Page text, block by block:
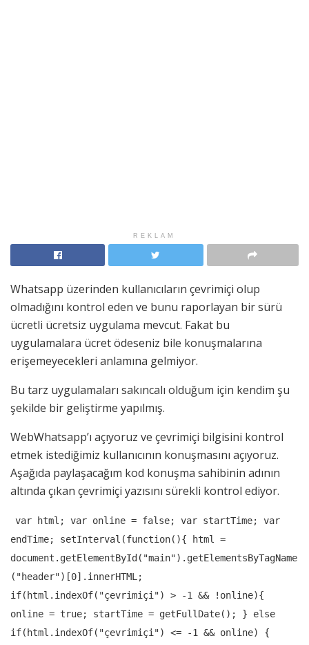
REKLAM
Whatsapp üzerinden kullanıcıların çevrimiçi olup
olmadığını kontrol eden ve bunu raporlayan bir sürü
ücretli ücretsiz uygulama mevcut. Fakat bu
uygulamalara ücret ödeseniz bile konuşmalarına
erişemeyecekleri anlamına gelmiyor.
Bu tarz uygulamaları sakıncalı olduğum için kendim şu
şekilde bir geliştirme yapılmış.
WebWhatsapp’ı açıyoruz ve çevrimiçi bilgisini kontrol
etmek istediğimiz kullanıcının konuşmasını açıyoruz.
Aşağıda paylaşacağım kod konuşma sahibinin adının
altında çıkan çevrimiçi yazısını sürekli kontrol ediyor.
var html; var online = false; var startTime; var
endTime; setInterval(function(){ html =
document.getElementById("main").getElementsByTagName
("header")[0].innerHTML;
if(html.indexOf("çevrimiçi") > -1 && !online){
online = true; startTime = getFullDate(); } else
if(html.indexOf("çevrimiçi") <= -1 && online) {